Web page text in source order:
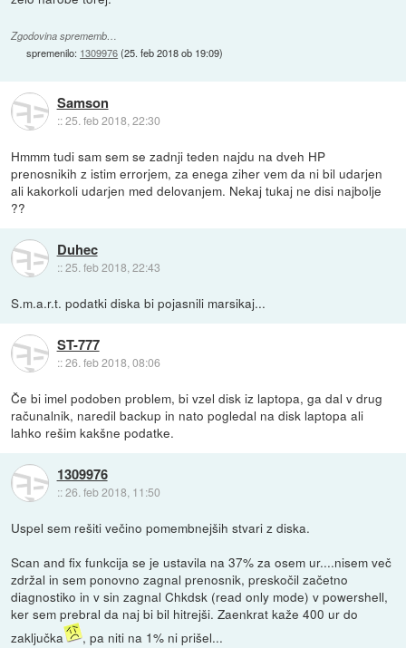
Zgodovina sprememb…
spremenilo: 1309976(25. feb 2018 ob 19:09)
Samson
::25. feb 2018, 22:30
Hmmm tudi sam sem se zadnji teden najdu na dveh HP
prenosnikih z istim errorjem, za enega ziher vem da ni bil udarjen
ali kakorkoli udarjen med delovanjem. Nekaj tukaj ne disi najbolje
??
Duhec
::25. feb 2018, 22:43
S.m.a.r.t. podatki diska bi pojasnili marsikaj...
ST-777
::26. feb 2018, 08:06
Če bi imel podoben problem, bi vzel disk iz laptopa, ga dal v drug
računalnik, naredil backup in nato pogledal na disk laptopa ali
lahko rešim kakšne podatke.
1309976
::26. feb 2018, 11:50
Uspel sem rešiti večino pomembnejših stvari z diska.
Scan and fix funkcija se je ustavila na 37% za osem ur....nisem več
zdržal in sem ponovno zagnal prenosnik, preskočil začetno
diagnostiko in v sin zagnal Chkdsk (read only mode) v powershell,
ker sem prebral da naj bi bil hitrejši. Zaenkrat kaže 400 ur do
zaključka
, pa niti na 1% ni prišel...